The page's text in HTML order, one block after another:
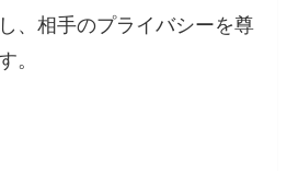
、相手のプライバシーを尊
。